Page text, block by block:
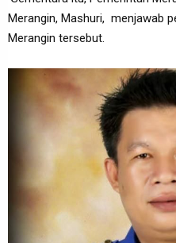
Merangin, Mashuri, menjawab
Merangin tersebut.